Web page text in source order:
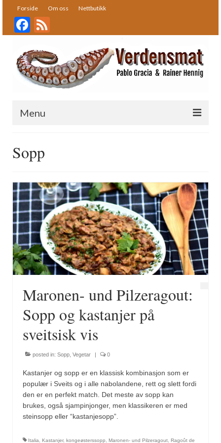
Forside Om oss Nettbutikk
Facebook
Menu
Oppskrifter
Desserter
Fisk og skalldyr
Fugl
Gryteretter
Snacks
Supper
Vegetar
Krydder, oppskrifter
Albóndigaskrydder
Bouquet garni
Sopp
Maronen- und Pilzeragout:
Sopp og kastanjer på
sveitsisk vis
posted in: Sopp Vegetar | 0
Kastanjer og sopp er en klassisk kombinasjon som er
populær i Sveits og i alle nabolandene, rett og slett fordi
den er en perfekt match. Det meste av sopp kan
brukes, også sjampinjonger, men klassikeren er med
steinsopp eller “kastanjesopp”.
Italia Kastanjer, kongeøsterssopp Maronen- und Pilzeragout Ragoût de